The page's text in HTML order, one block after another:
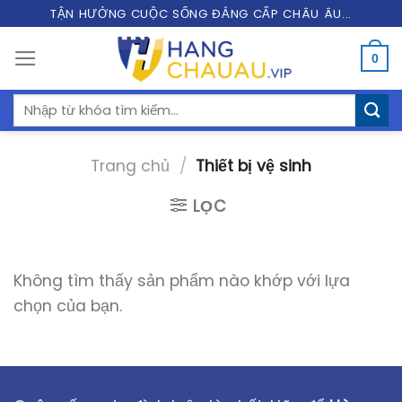
content
TẬN HƯỞNG CUỘC SỐNG ĐẲNG CẤP CHÂU ÂU...
0
Tìm
kiếm:
Trang chủ / Thiết bị vệ sinh
LỌC
Không tìm thấy sản phẩm nào khớp với lựa
chọn của bạn.